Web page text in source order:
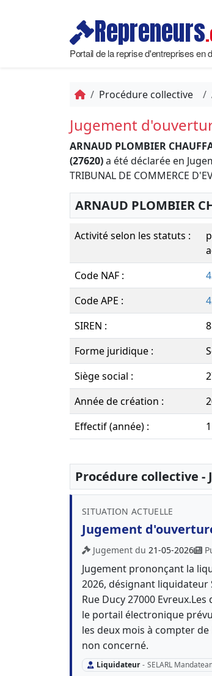
Repreneurs
Portail de la reprise d'entreprises en
Procédure collective
Jugement
ARNAUD PLOMBIER
(27620)a été déclarée en
TRIBUNAL DE COMMERCE
ARNAUD PLOMBIER
Activité selon les statuts :
Code NAF :
Code APE :
SIREN :
Forme juridique :
Siège social :
Année de création :
Effectif (année) :
Procédure collective -
SITUATION ACTUELLE
Jugement
Jugement du 21-05-2026
Jugement prononçant la
2026, désignant liquidateur
Rue Ducy 27000
le portail électronique
les deux mois à compter
non concerné.
Liquidateur - SELARL